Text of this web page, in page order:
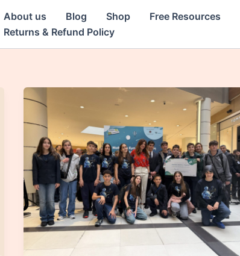
About us Blog Shop Free Resources
Returns & Refund Policy